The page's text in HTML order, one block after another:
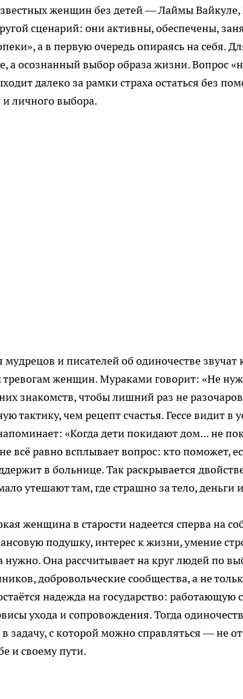
женщин без детей — Лаймы
сценарий: они активны, обеспечены,
а в первую очередь опираясь на себя.
а осознанный выбор образа жизни. Вопрос
далеко за рамки страха остаться без
личного выбора.
и писателей об одиночестве звучат
тревогам женщин. Мураками говорит: «Не
знакомств, чтобы лишний раз не
тактику, чем рецепт счастья. Гессе видит
«Когда дети покидают дом... не
всё равно всплывает вопрос: кто поможет,
в больнице. Так раскрывается
утешают там, где страшно за тело, деньги
женщина в старости надеется сперва на
подушку, интерес к жизни, умение
Она рассчитывает на круг людей по
добровольческие сообщества, а не
надежда на государство:
ухода и сопровождения. Тогда
задачу, с которой можно справляться — не
и своему пути.